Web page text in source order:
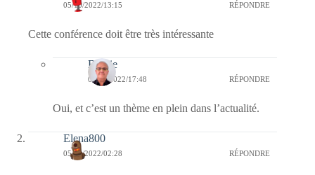
05/10/2022/13:15 RÉPONDRE
Cette conférence doit être très intéressante
Bernie
05/10/2022/17:48 RÉPONDRE
Oui, et c’est un thème en plein dans l’actualité.
Elena800
05/10/2022/02:28 RÉPONDRE